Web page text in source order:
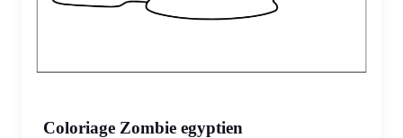
Coloriage Zombie egyptien